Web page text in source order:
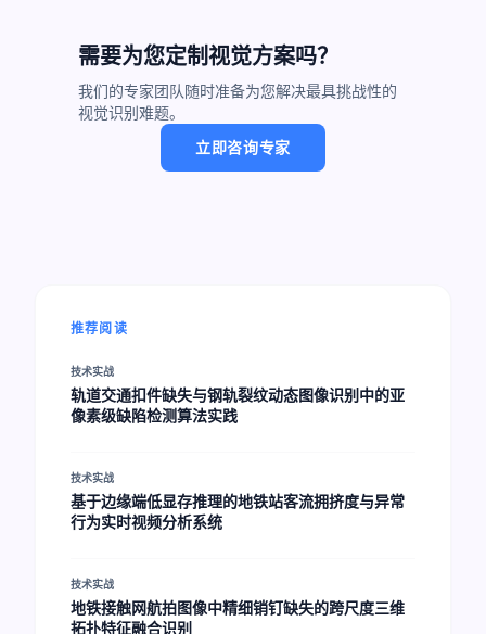
需要为您定制视觉方案吗？
我们的专家团队随时准备为您解决最具挑战性的
视觉识别难题。
立即咨询专家
推荐阅读
技术实战
轨道交通扣件缺失与钢轨裂纹动态图像识别中的亚
像素级缺陷检测算法实践
技术实战
基于边缘端低显存推理的地铁站客流拥挤度与异常
行为实时视频分析系统
技术实战
地铁接触网航拍图像中精细销钉缺失的跨尺度三维
拓扑特征融合识别